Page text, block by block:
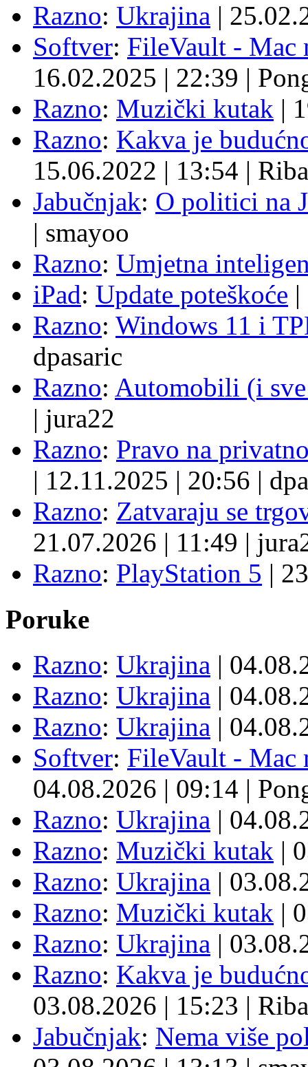
Razno: Ukrajina |
Softver: FileVault - Mac
16.02.2025 | 22:39 |
Razno: Muzički kutak |
Razno: Kakva je
15.06.2022 | 13:54 | Riba
Jabučnjak: O politici na
| smayoo
Razno: Umjetna
iPad: Update poteškoće |
Razno: Windows 11 i
dpasaric
Razno: Automobili (i
| jura22
Razno: Pravo na
| 12.11.2025 | 20:56 |
Razno: Zatvaraju se
21.07.2026 | 11:49 |
Razno: PlayStation 5 |
Poruke
Razno: Ukrajina |
Razno: Ukrajina |
Razno: Ukrajina |
Softver: FileVault - Mac
04.08.2026 | 09:14 |
Razno: Ukrajina |
Razno: Muzički kutak |
Razno: Ukrajina |
Razno: Muzički kutak |
Razno: Ukrajina |
Razno: Kakva je
03.08.2026 | 15:23 | Riba
Jabučnjak: Nema više